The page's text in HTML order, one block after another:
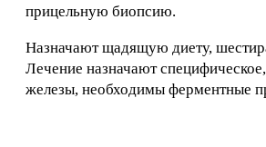
прицельную биопсию.
Назначают щадящую диету,
Лечение назначают
железы, необходимы ферментные